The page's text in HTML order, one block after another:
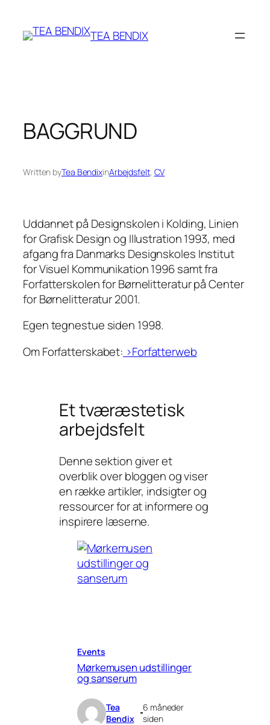
indhold
TEA BENDIX
BAGGRUND
Written byTea BendixinArbejdsfelt, CV
Uddannet på Designskolen i Kolding, Linien
for Grafisk Design og Illustration 1993, med
afgang fra Danmarks Designskoles Institut
for Visuel Kommunikation 1996 samt fra
Forfatterskolen for Børnelitteratur på Center
for Børnelitteratur 2001.
Egen tegnestue siden 1998.
Om Forfatterskabet: >Forfatterweb
Et tværæstetisk
arbejdsfelt
Denne sektion giver et
overblik over bloggen og viser
en række artikler, indsigter og
ressourcer for at informere og
inspirere læserne.
Events
Mørkemusen udstillinger
og sanserum
Tea
Bendix
6 måneder
siden